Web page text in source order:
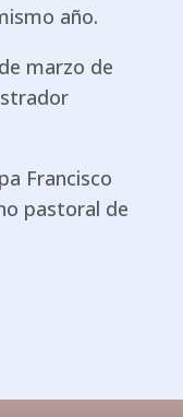
año.
marzo de
Francisco
pastoral de